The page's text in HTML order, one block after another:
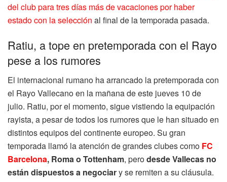
del club para tres días más de vacaciones por haber
estado con la selección al final de la temporada pasada.
Ratiu, a tope en pretemporada con el Rayo
pese a los rumores
El internacional rumano ha arrancado la pretemporada con
el Rayo Vallecano en la mañana de este jueves 10 de
julio. Ratiu, por el momento, sigue vistiendo la equipación
rayista, a pesar de todos los rumores que le han situado en
distintos equipos del continente europeo. Su gran
temporada llamó la atención de grandes clubes como FC
Barcelona, Roma o Tottenham, perodesde Vallecas no
están dispuestos a negociary se remiten a su cláusula.